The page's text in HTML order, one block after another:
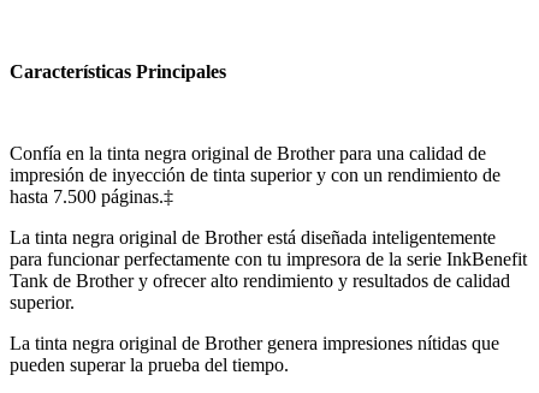
Características Principales
Confía en la tinta negra original de Brother para una calidad de
impresión de inyección de tinta superior y con un rendimiento de
hasta 7.500 páginas.‡
La tinta negra original de Brother está diseñada inteligentemente
para funcionar perfectamente con tu impresora de la serie InkBenefit
Tank de Brother y ofrecer alto rendimiento y resultados de calidad
superior.
La tinta negra original de Brother genera impresiones nítidas que
pueden superar la prueba del tiempo.